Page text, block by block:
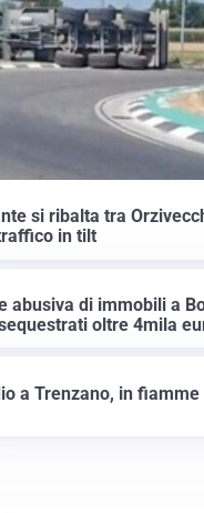
si ribalta tra
in tilt
abusiva di immobili a
oltre 4mila
a Trenzano, in